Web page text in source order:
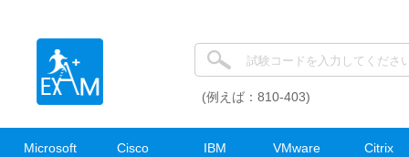
(例えば：810-403)
Microsoft Cisco IBM VMware Citrix